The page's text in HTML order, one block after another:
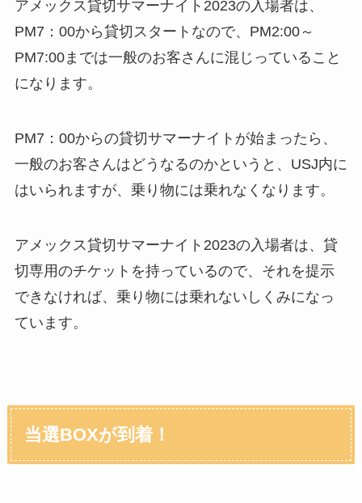
アメックス貸切サマーナイト2023の入場者は、
PM7：00から貸切スタートなので、PM2:00～
PM7:00までは一般のお客さんに混じっていること
になります。
PM7：00からの貸切サマーナイトが始まったら、
一般のお客さんはどうなるのかというと、USJ内に
はいられますが、乗り物には乗れなくなります。
アメックス貸切サマーナイト2023の入場者は、貸
切専用のチケットを持っているので、それを提示
できなければ、乗り物には乗れないしくみになっ
ています。
当選BOXが到着！